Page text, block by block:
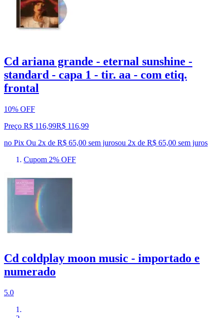
Cd ariana grande - eternal sunshine -
standard - capa 1 - tir. aa - com etiq.
frontal
10% OFF
Preço R$ 116,99R$ 116,99
no Pix Ou 2x de R$ 65,00 sem jurosou 2x de R$ 65,00 sem juros
Cupom 2% OFF
Cd coldplay moon music - importado e
numerado
5.0